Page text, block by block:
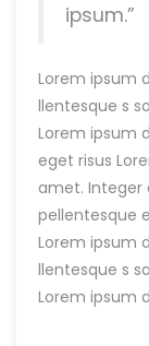
ipsum.”
Lorem ipsum
llentesque s
Lorem ipsum
eget risus
amet. Integer
pellentesque
Lorem ipsum
llentesque s
Lorem ipsum